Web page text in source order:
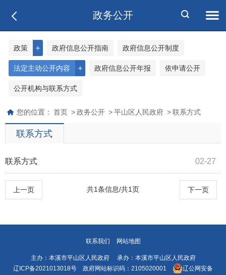
政务公开
＋
政策 政府信息公开指南 政府信息公开制度
＋
法定主动公开内容 政府信息公开年报 依申请公开
公开机构与联系方式
您的位置： 首页 > 政务公开 > 平山区人民政府 > 联系方式
联系方式
02-27
联系方式
上一页 下一页
共1条信息/共1页
联系我们 网站地图
主办：本溪市平山区人民政府 承办：本溪市平山区人民政府
辽ICP备2021013018号 政府网站标识码：2105020001
辽公网安备